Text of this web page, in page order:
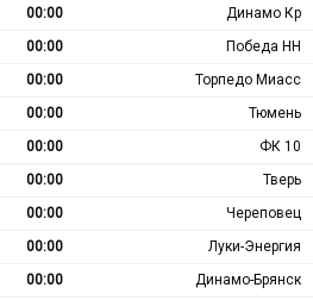
00:00
Динамо Кр
00:00
Победа НН
00:00
Торпедо Миасс
00:00
Тюмень
00:00
ФК 10
00:00
Тверь
00:00
Череповец
00:00
Луки-Энергия
00:00
Динамо-Брянск